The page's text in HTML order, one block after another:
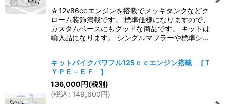
☆12v86ccエンジンを搭載でメッキタンクなどク
ローム装飾満載です。 標準仕様になりますので、
カスタムベースにもグッドな商品です。 キットは
輸入品になります。 シングルマフラーや標準シ…
キットバイクパワフル125ｃｃエンジン搭載 [Ｔ
ＹＰＥ－ＥＦ ]
136,000円(税別)
(税込: 149,600円)